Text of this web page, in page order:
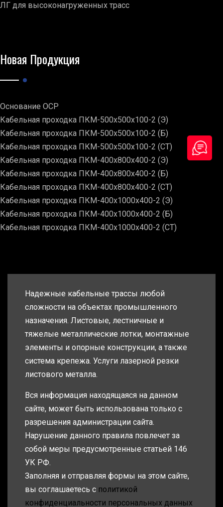
ЛГ для высоконагруженных трасс
Новая Продукция
Основание ОСР
Кабельная проходка ПКМ-500х500х100-2 (Э)
Кабельная проходка ПКМ-500х500х100-2 (Б)
Кабельная проходка ПКМ-500х500х100-2 (СТ)
Кабельная проходка ПКМ-400х800х400-2 (Э)
Кабельная проходка ПКМ-400х800х400-2 (Б)
Кабельная проходка ПКМ-400х800х400-2 (СТ)
Кабельная проходка ПКМ-400х1000х400-2 (Э)
Кабельная проходка ПКМ-400х1000х400-2 (Б)
Кабельная проходка ПКМ-400х1000х400-2 (СТ)
Надежные кабельные трассы любой
сложности на объектах промышленного
назначения. Листовые, лестничные и
тяжелые металлические лотки, монтажные
элементы и опорные конструкции, а также
система крепежа. Услуги лазерной резки
листового металла.
Вся информация находящаяся на данном
сайте, может быть использована только с
разрешения администрации сайта.
Нарушение данного правила повлечет за
собой меры предусмотренные статьей 146
УК РФ.
Заполняя и отправляя формы на этом сайте,
вы соглашаетесь с политикой
конфиденциальности персональных данных